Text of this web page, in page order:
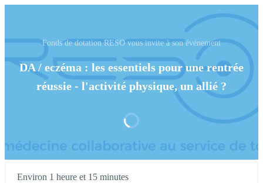
Fonds de dotation RESO vous invite à son événement
DA / eczéma : les essentiels pour une rentrée
réussie - l'activité physique, un allié ?
Environ 1 heure et 15 minutes